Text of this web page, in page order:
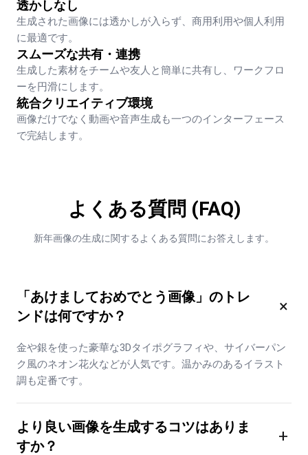
透かしなし
生成された画像には透かしが入らず、商用利用や個人利用
に最適です。
スムーズな共有・連携
生成した素材をチームや友人と簡単に共有し、ワークフロ
ーを円滑にします。
統合クリエイティブ環境
画像だけでなく動画や音声生成も一つのインターフェース
で完結します。
よくある質問 (FAQ)
新年画像の生成に関するよくある質問にお答えします。
「あけましておめでとう画像」のトレ
ンドは何ですか？
×
金や銀を使った豪華な3Dタイポグラフィや、サイバーパン
ク風のネオン花火などが人気です。温かみのあるイラスト
調も定番です。
より良い画像を生成するコツはありま
すか？
+